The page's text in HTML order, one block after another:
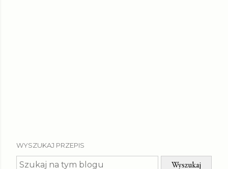
WYSZUKAJ PRZEPIS